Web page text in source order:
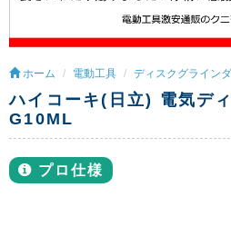
ホーム 電動工具 ディスクグライン
ハイコーキ(日立) 電気デ
G10ML
プロ仕様